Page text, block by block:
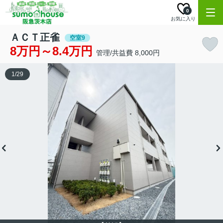
お気に入り
0
ＡＣＴ正雀 空室9
8万円～8.4万円 管理/共益費 8,000円
1/29